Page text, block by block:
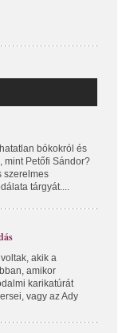
bókokról és
mint Petőfi Sándor?
szerelmes
tárgyát....
akik a
amikor
karikatúrát
vagy az Ady